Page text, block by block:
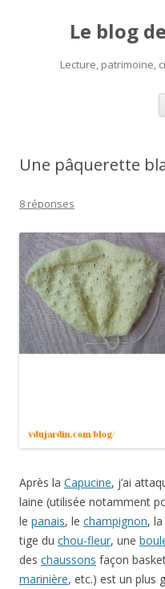
Le blog
Lecture, patrimoine,
Une pâquerette
8 réponses
Après la Capucine, j’ai
laine (utilisée notamment
le panais, le champignon, la
tige du chou-fleur, une
des chaussons façon
marinière, etc.) est un plus